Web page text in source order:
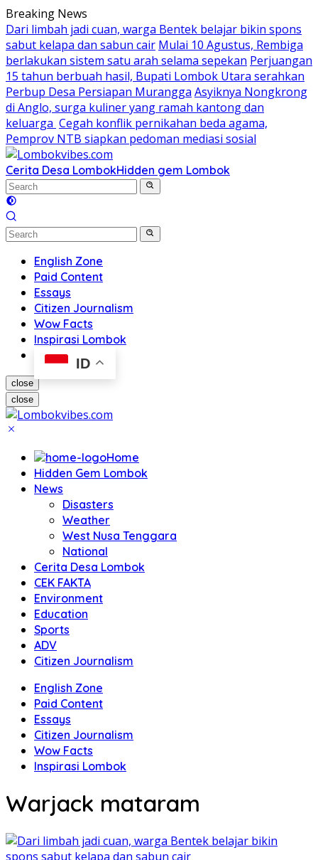
Skip
to
content
Breaking News
Dari limbah jadi cuan, warga Bentek belajar bikin spons
sabut kelapa dan sabun cair Mulai 10 Agustus, Rembiga
berlakukan sistem satu arah selama sepekan Perjuangan
15 tahun berbuah hasil, Bupati Lombok Utara serahkan
Perbup Desa Persiapan Murangga Asyiknya Nongkrong
di Anglo, surga kuliner yang ramah kantong dan
keluarga Cegah konflik pernikahan beda agama,
Pemprov NTB siapkan pedoman mediasi sosial
Cerita Desa LombokHidden gem Lombok
English Zone
Paid Content
Essays
Citizen Journalism
Wow Facts
Inspirasi Lombok
ID
close
close
Home
Hidden Gem Lombok
News
Disasters
Weather
West Nusa Tenggara
National
Cerita Desa Lombok
CEK FAKTA
Environment
Education
Sports
ADV
Citizen Journalism
English Zone
Paid Content
Essays
Citizen Journalism
Wow Facts
Inspirasi Lombok
Warjack mataram